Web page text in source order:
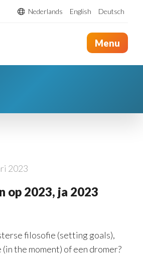
Nederlands English Deutsch
Menu
2023
op 2023, ja 2023
filosofie (setting goals),
the moment) of een dromer?